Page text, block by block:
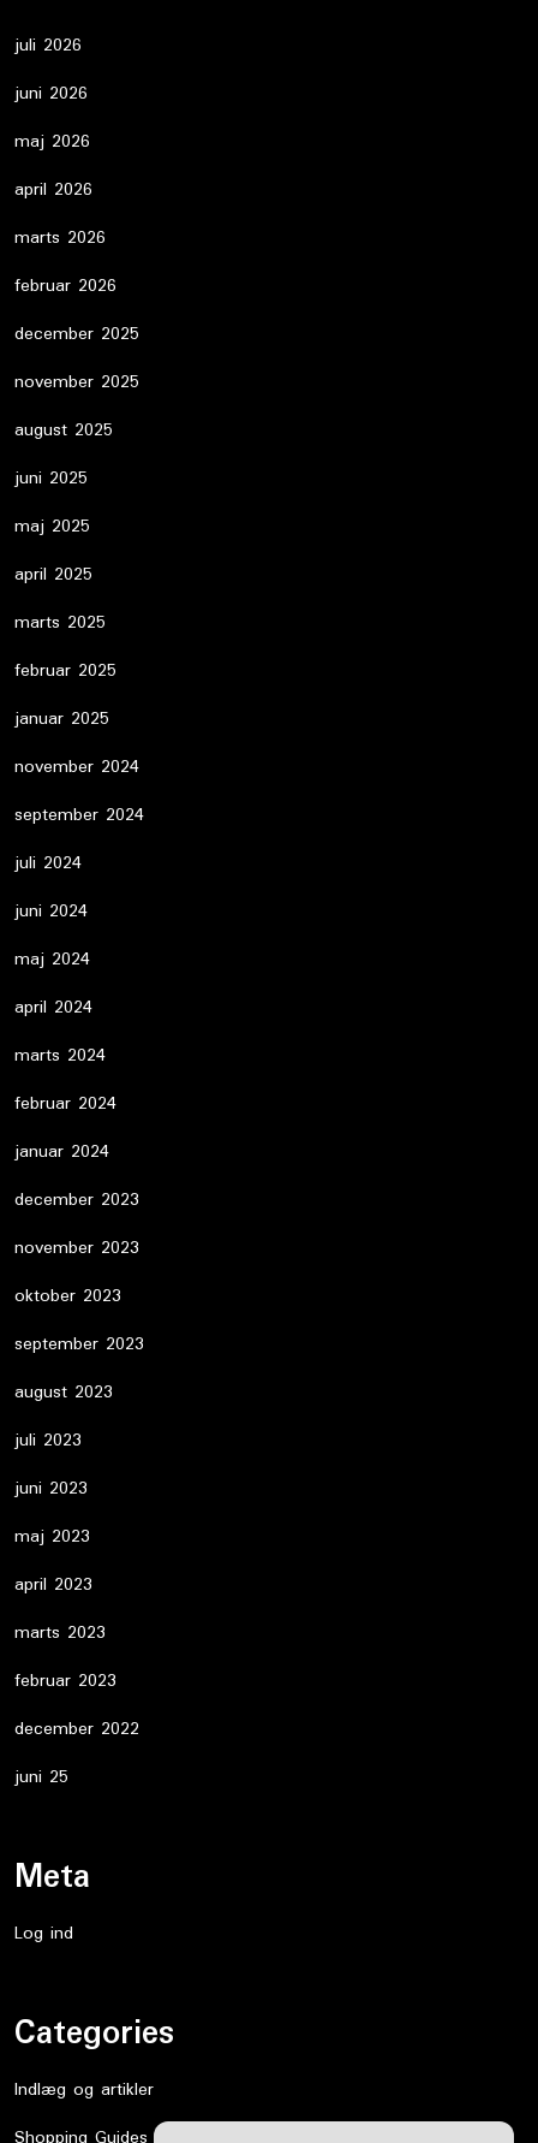
juli 2026
juni 2026
maj 2026
april 2026
marts 2026
februar 2026
december 2025
november 2025
august 2025
juni 2025
maj 2025
april 2025
marts 2025
februar 2025
januar 2025
november 2024
september 2024
juli 2024
juni 2024
maj 2024
april 2024
marts 2024
februar 2024
januar 2024
december 2023
november 2023
oktober 2023
september 2023
august 2023
juli 2023
juni 2023
maj 2023
april 2023
marts 2023
februar 2023
december 2022
juni 25
Meta
Log ind
Categories
Indlæg og artikler